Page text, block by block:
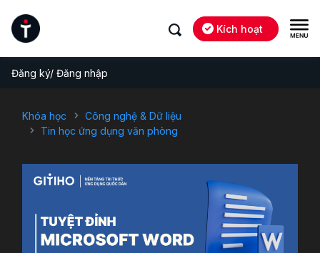
Kích hoạt
Đăng ký/ Đăng nhập
Khóa học
Công nghệ & Dữ liệu
Tin học ứng dụng văn phòng